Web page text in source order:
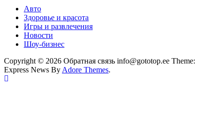
Авто
Здоровье и красота
Игры и развлечения
Новости
Шоу-бизнес
Copyright © 2026 Обратная связь info@gototop.ee Theme:
Express News By Adore Themes.